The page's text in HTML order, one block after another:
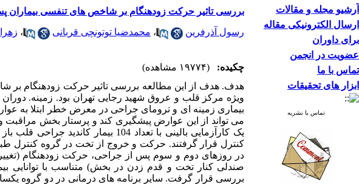
آرشیو مجله و مقالات
ارسال الکترونیکی مقاله
برای داوران
عضویت در انجمن
تماس با ما
ابزار های تحقیقات
تماس با نشریه
بررسی تاثیر حرکت زودهنگام بر شاخص های تنفسی
رسول آذرفرین ، محمدضیا توتونچی قربانی ،
چکیده:
(۱۹۷۷۴ مشاهده)
هدف. هدف از این مطالعه بررسی تاثیر حرکت زودهنگام
ویژه مرکز قلب و عروق شهید رجایی تهران بود. زمینه.
بیماری زمینه ای و ترومای جراحی در معرض خطر ابتلا به
می تواند از این عوارض پیشگیری کند و پرستار بخش مراقبت
کنترل قرار گرفتند. حرکت و خروج از تخت در گروه کنترل
در روزهای دوم و سوم پس از جراحی، حرکت زودهنگام
صندلی کنار تخت و قدم زدن در بخش) متناسب با توانایی